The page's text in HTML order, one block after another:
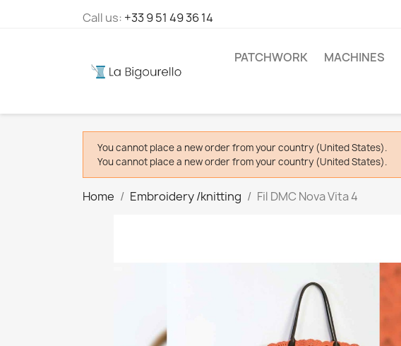
Call us: +33 9 51 49 36 14
PATCHWORK MACHINES
You cannot place a new order from your country (United States).
You cannot place a new order from your country (United States).
Home Embroidery /knitting Fil DMC Nova Vita 4